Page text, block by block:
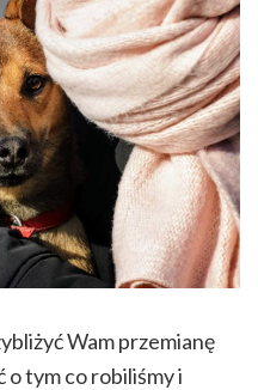
Wam przemianę
o tym co robiliśmy i